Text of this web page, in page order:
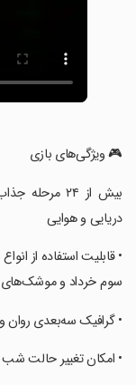
‏‏‏🎮 ویژگی‌های بازی
‏‏‏بیش از ۲۴
دریایی و هوایی
‏‏‏• قابلیت استفاده از
سوم خرداد و موشک‌های
‏‏‏• گرافیک سه‌بعدی روان و
‏‏‏• امکان تغییر حالت شب